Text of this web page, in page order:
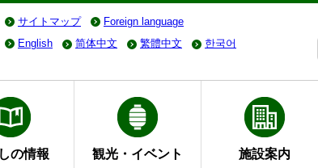
サイトマップ Foreign language
English
简体中文 繁體中文 한국어
の情報 観光・イベント 施設案内